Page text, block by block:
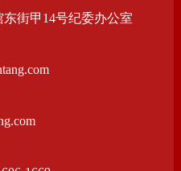
街甲14号纪委办公室